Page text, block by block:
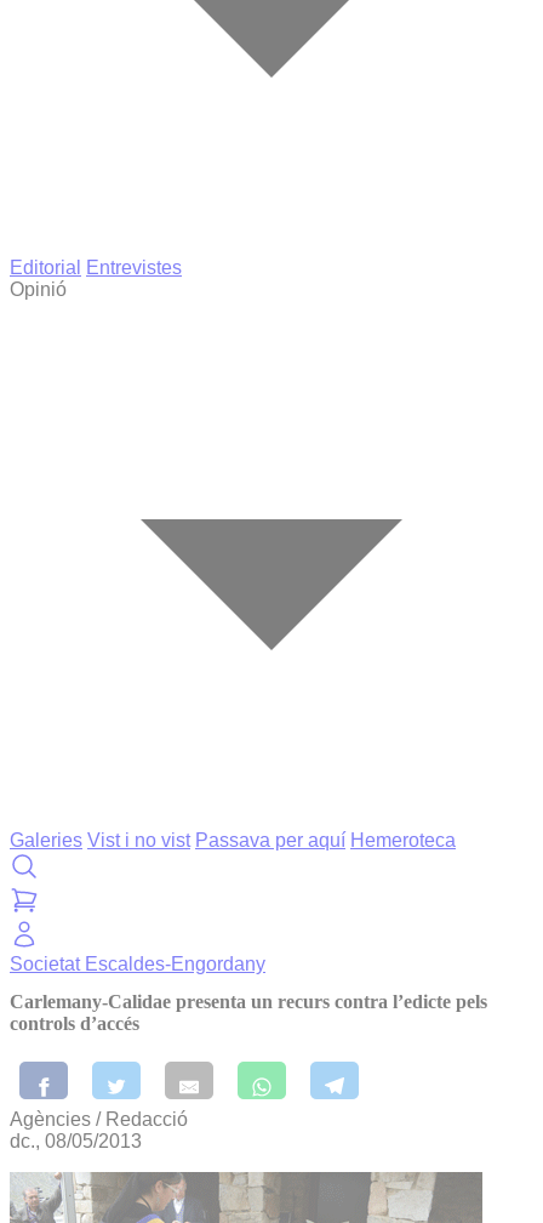
Editorial
Entrevistes
Opinió
Galeries Vist i no vist Passava per aquí Hemeroteca
Societat Escaldes-Engordany
Carlemany-Calidae presenta un recurs contra l’edicte pels
controls d’accés
Agències / Redacció
dc., 08/05/2013